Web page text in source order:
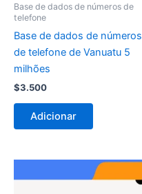
Base de dados de números de
telefone
Base de dados de números
de telefone de Vanuatu 5
milhões
$3.500
Adicionar